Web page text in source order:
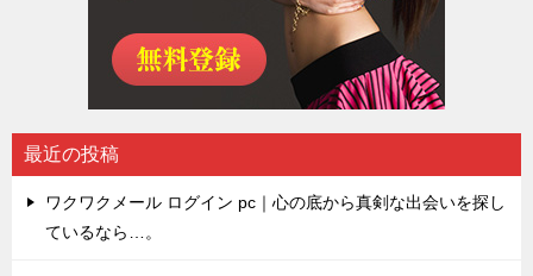
最近の投稿
ワクワクメール ログイン pc｜心の底から真剣な出会いを探し
ているなら…。